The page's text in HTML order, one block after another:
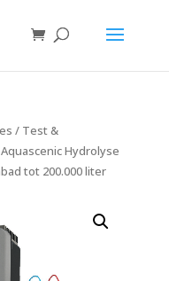
/ Test &
Hydrolyse
tot 200.000 liter